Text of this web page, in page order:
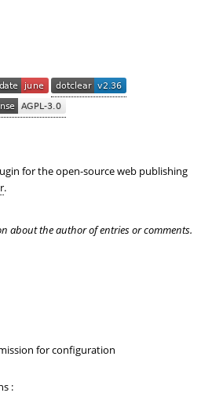
for the open-source web publishing
.
about the author of entries or comments.
for configuration
: